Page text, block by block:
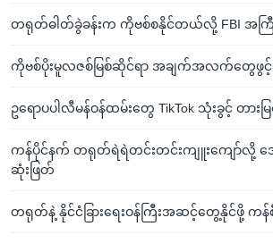
တရုတ်ဓါတ်ခွဲခန်းက ကိုဗစ်စနိုင်တယ်လို့ FBI အကြီ
ကိုဗစ်ပိုးမူလဇစ်မြစ်ဆိုင်ရာ အချက်အလက်တွေဖွင့်
ဥရောပပါလီမန်ဝန်ထမ်းတွေ TikTok သုံးခွင့် တားမ
ကန်ပိုင်နက် တရုတ်ရဲရဲတင်းတင်းကျူးကျော်လို့
ဆုံးဖြတ်
တရုတ်နဲ့ နိုင်ငံခြားရေးဝန်ကြီးအဆင့်တွေ့နိုင်ဖို့ ကန်